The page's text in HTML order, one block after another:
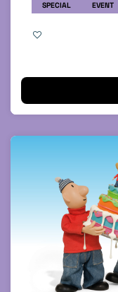
SPECIAL EVENT